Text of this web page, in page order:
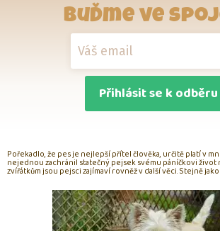
Buďme ve
Přihlásit se k odběru
Pořekadlo, že pes je nejlepší přítel člověka, určitě platí v
nejednou zachránil statečný pejsek svému páníčkovi
zvířátkům jsou pejsci zajímaví rovněž v další věci. Stejně jako